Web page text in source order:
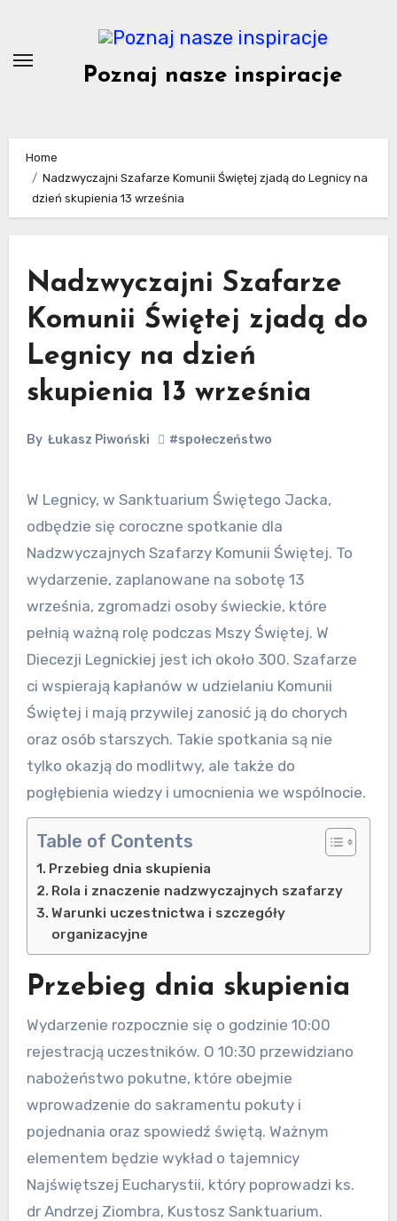
content
Poznaj nasze inspiracje
Home
Nadzwyczajni Szafarze Komunii Świętej zjadą do Legnicy na
dzień skupienia 13 września
Nadzwyczajni Szafarze
Komunii Świętej zjadą do
Legnicy na dzień
skupienia 13 września
By Łukasz Piwoński #społeczeństwo
W Legnicy, w Sanktuarium Świętego Jacka,
odbędzie się coroczne spotkanie dla
Nadzwyczajnych Szafarzy Komunii Świętej. To
wydarzenie, zaplanowane na sobotę 13
września, zgromadzi osoby świeckie, które
pełnią ważną rolę podczas Mszy Świętej. W
Diecezji Legnickiej jest ich około 300. Szafarze
ci wspierają kapłanów w udzielaniu Komunii
Świętej i mają przywilej zanosić ją do chorych
oraz osób starszych. Takie spotkania są nie
tylko okazją do modlitwy, ale także do
pogłębienia wiedzy i umocnienia we wspólnocie.
Table of Contents
Przebieg dnia skupienia
Rola i znaczenie nadzwyczajnych szafarzy
Warunki uczestnictwa i szczegóły
organizacyjne
Przebieg dnia skupienia
Wydarzenie rozpocznie się o godzinie 10:00
rejestracją uczestników. O 10:30 przewidziano
nabożeństwo pokutne, które obejmie
wprowadzenie do sakramentu pokuty i
pojednania oraz spowiedź świętą. Ważnym
elementem będzie wykład o tajemnicy
Najświętszej Eucharystii, który poprowadzi ks.
dr Andrzej Ziombra, Kustosz Sanktuarium.